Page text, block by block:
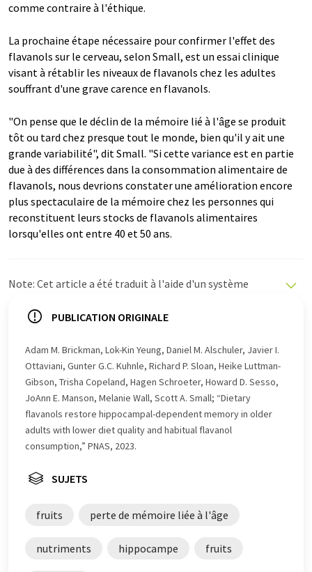
comme contraire à l'éthique.
La prochaine étape nécessaire pour confirmer l'effet des
flavanols sur le cerveau, selon Small, est un essai clinique
visant à rétablir les niveaux de flavanols chez les adultes
souffrant d'une grave carence en flavanols.
"On pense que le déclin de la mémoire lié à l'âge se produit
tôt ou tard chez presque tout le monde, bien qu'il y ait une
grande variabilité", dit Small. "Si cette variance est en partie
due à des différences dans la consommation alimentaire de
flavanols, nous devrions constater une amélioration encore
plus spectaculaire de la mémoire chez les personnes qui
reconstituent leurs stocks de flavanols alimentaires
lorsqu'elles ont entre 40 et 50 ans.
Note: Cet article a été traduit à l'aide d'un système
propose ces traductions automatiques pour présenter
été traduit avec traduction automatique, il est possible
qu'il contienne des erreurs de vocabulaire, de syntaxe ou
de grammaire. L'article original dans Anglais peut être
trouvéici .
PUBLICATION ORIGINALE
Adam M. Brickman, Lok-Kin Yeung, Daniel M. Alschuler, Javier I.
Ottaviani, Gunter G.C. Kuhnle, Richard P. Sloan, Heike Luttman-
Gibson, Trisha Copeland, Hagen Schroeter, Howard D. Sesso,
JoAnn E. Manson, Melanie Wall, Scott A. Small; “Dietary
flavanols restore hippocampal-dependent memory in older
adults with lower diet quality and habitual flavanol
consumption,” PNAS, 2023.
SUJETS
fruits perte de mémoire liée à l'âge
nutriments hippocampe fruits